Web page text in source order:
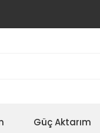
Güç Aktarım